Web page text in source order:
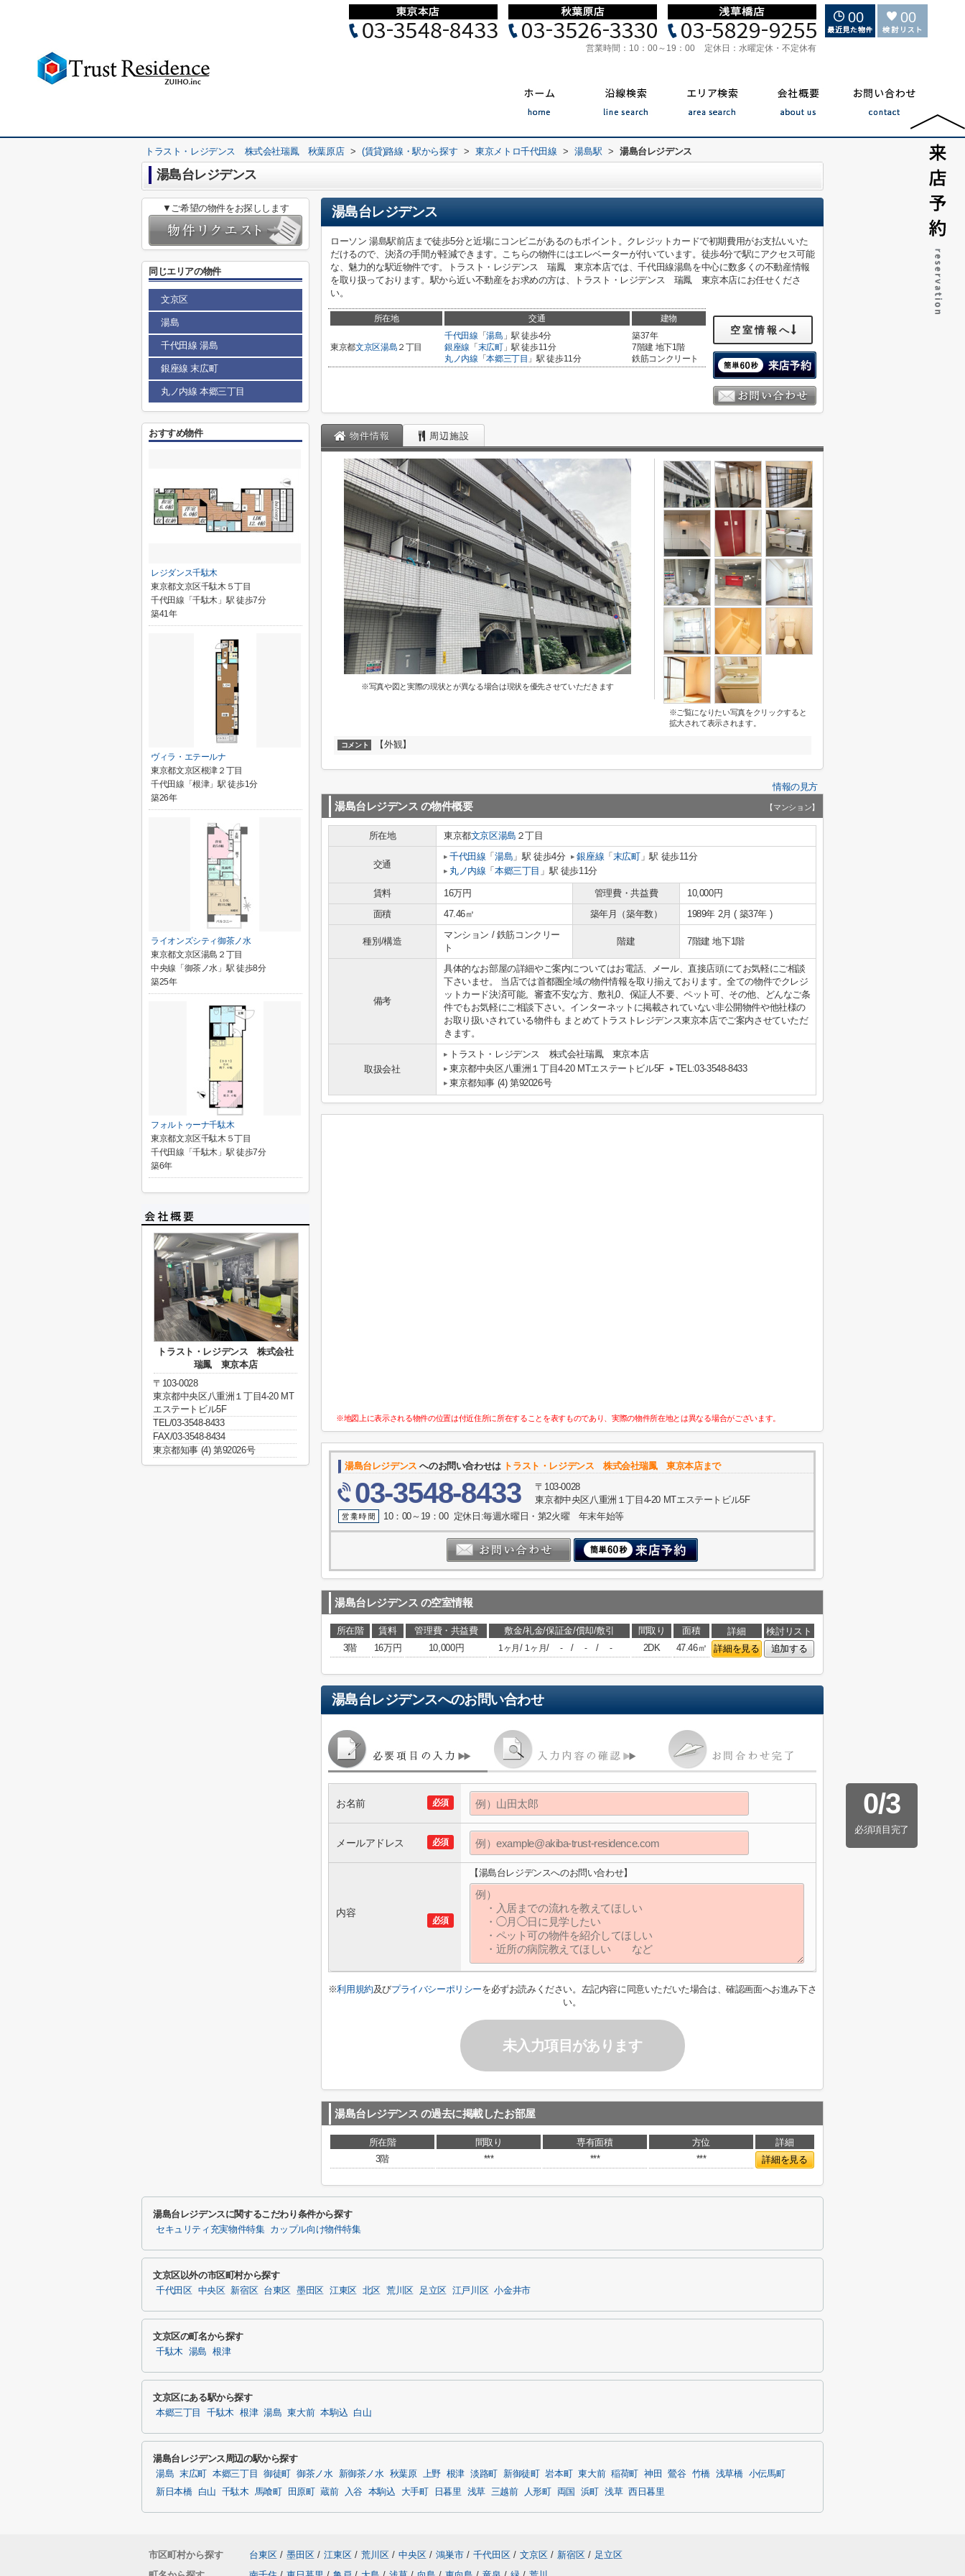
営業時間： 10：00～19：00 定休日： 水曜定休・不定休有
00 00
トラスト・レジデンス 株式会社瑞鳳 秋葉原店 > (賃貸)路線・駅から探す > 東京メトロ千代田線 > 湯島駅 > 湯島台レジデンス
湯島台レジデンス
湯島台レジデンス
ローソン 湯島駅前店まで徒歩5分と近場にコンビニがあるのもポイント。クレジットカードで初期費用がお支払いいた
だけるので、決済の手間が軽減できます。こちらの物件にはエレベーターが付いています。徒歩4分で駅にアクセス可能
な、魅力的な駅近物件です。トラスト・レジデンス 瑞鳳 東京本店では、千代田線湯島を中心に数多くの不動産情報
を取り扱っております。駅から近い不動産をお求めの方は、トラスト・レジデンス 瑞鳳 東京本店にお任せくださ
い。
所在地 交通 建物
東京都文京区湯島 ２丁目
千代田線 「湯島 」駅 徒歩4分
銀座線 「 末広町」駅 徒歩11分
丸ノ内線 「本郷三丁目 」駅 徒歩11分
築37年
7階建 地下1階
鉄筋コンクリート
空室情報へ
物件情報 周辺施設
※写真や図と実際の現状とが異なる場合は現状を優先させていただきます
※ご覧になりたい写真をクリックすると
拡大されて表示されます。
コメント 【外観】
情報の見方
湯島台レジデンス の物件概要 【マンション】
所在地 東京都文京区湯島 ２丁目
交通
千代田線 「湯島 」駅 徒歩4分 銀座線 「 末広町」駅 徒歩11分
丸ノ内線 「本郷三丁目 」駅 徒歩11分
賃料 16万円 管理費・共益費
10,000円
面積
47.46㎡ 築年月（築年数） 1989年 2月 ( 築37年 )
種別/構造
マンション / 鉄筋コンクリー
ト
階建 7階建 地下1階
備考
具体的なお部屋の詳細やご案内についてはお電話、メール、直接店頭にてお気軽にご相談
下さいませ。 当店では首都圏全域の物件情報を取り揃えております。全ての物件でクレジ
ットカード決済可能。審査不安な方、敷礼0、保証人不要、ペット可、その他、どんなご条
件でもお気軽にご相談下さい。インターネットに掲載されていない非公開物件や他社様の
お取り扱いされている物件も まとめてトラストレジデンス東京本店でご案内させていただ
きます。
取扱会社
トラスト・レジデンス 株式会社瑞鳳 東京本店
東京都中央区八重洲１丁目4-20 MTエステートビル5F
TEL:03-3548-8433
東京都知事 (4) 第92026号
※地図上に表示される物件の位置は付近住所に所在することを表すものであり、実際の物件所在地とは異なる場合がございます。
湯島台レジデンス へのお問い合わせは トラスト・レジデンス 株式会社瑞鳳 東京本店まで
03-3548-8433
〒103-0028
東京都中央区八重洲１丁目4-20 MTエステートビル5F
10：00～19：00 定休日:毎週水曜日・第2火曜 年末年始等
湯島台レジデンス の空室情報
所在階 賃料 管理費・共益費 敷金/礼金/保証金/償却/敷引 間取り 面積 詳細
検討リスト
3階
16万円 10,000円 1ヶ月/ 1ヶ月/ - / - / - 2DK 47.46㎡ 詳細を見る 追加する
湯島台レジデンスへのお問い合わせ
0/3
必須項目完了
必須
お名前
必須
メールアドレス
必須
内容
【湯島台レジデンスへのお問い合わせ】
※利用規約及びプライバシーポリシーを必ずお読みください。左記内容に同意いただいた場合は、確認画面へお進み下さ
い。
未入力項目があります
湯島台レジデンス の過去に掲載したお部屋
所在階 間取り 専有面積 方位
詳細
3階
*** *** *** 詳細を見る
▼ご希望の物件をお探しします
同じエリアの物件
文京区
湯島
千代田線 湯島
銀座線 末広町
丸ノ内線 本郷三丁目
おすすめ物件
レジダンス千駄木
東京都文京区千駄木５丁目
千代田線「千駄木」駅 徒歩7分
築41年
ヴィラ・エテールナ
東京都文京区根津２丁目
千代田線「根津」駅 徒歩1分
築26年
ライオンズシティ御茶ノ水
東京都文京区湯島２丁目
中央線「御茶ノ水」駅 徒歩8分
築25年
フォルトゥーナ千駄木
東京都文京区千駄木５丁目
千代田線「千駄木」駅 徒歩7分
築6年
トラスト・レジデンス 株式会社
瑞鳳 東京本店
〒103-0028
東京都中央区八重洲１丁目4-20 MT
エステートビル5F
TEL/03-3548-8433
FAX/03-3548-8434
東京都知事 (4) 第92026号
湯島台レジデンスに関するこだわり条件から探す
セキュリティ充実物件特集 カップル向け物件特集
文京区以外の市区町村から探す
千代田区 中央区 新宿区 台東区 墨田区 江東区 北区 荒川区 足立区 江戸川区 小金井市
文京区の町名から探す
千駄木 湯島 根津
文京区にある駅から探す
本郷三丁目 千駄木 根津 湯島 東大前 本駒込 白山
湯島台レジデンス周辺の駅から探す
湯島 末広町 本郷三丁目 御徒町 御茶ノ水 新御茶ノ水 秋葉原 上野 根津 淡路町 新御徒町 岩本町 東大前 稲荷町 神田 鶯谷 竹橋 浅草橋 小伝馬町
新日本橋
白山 千駄木 馬喰町 田原町 蔵前 入谷 本駒込 大手町 日暮里 浅草 三越前 人形町 両国 浜町 浅草 西日暮里
市区町村から探す 台東区 / 墨田区 / 江東区 / 荒川区 / 中央区 / 鴻巣市 / 千代田区 / 文京区 / 新宿区 / 足立区